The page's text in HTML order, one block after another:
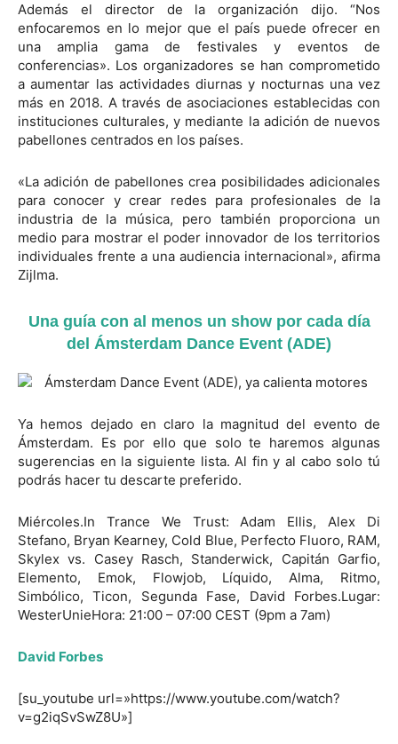
Además el director de la organización dijo. “Nos
enfocaremos en lo mejor que el país puede ofrecer en
una amplia gama de festivales y eventos de
conferencias». Los organizadores se han comprometido
a aumentar las actividades diurnas y nocturnas una vez
más en 2018. A través de asociaciones establecidas con
instituciones culturales, y mediante la adición de nuevos
pabellones centrados en los países.
«La adición de pabellones crea posibilidades adicionales
para conocer y crear redes para profesionales de la
industria de la música, pero también proporciona un
medio para mostrar el poder innovador de los territorios
individuales frente a una audiencia internacional», afirma
Zijlma.
Una guía con al menos un show por cada día
del Ámsterdam Dance Event (ADE)
Ya hemos dejado en claro la magnitud del evento de
Ámsterdam. Es por ello que solo te haremos algunas
sugerencias en la siguiente lista. Al fin y al cabo solo tú
podrás hacer tu descarte preferido.
Miércoles.In Trance We Trust: Adam Ellis, Alex Di
Stefano, Bryan Kearney, Cold Blue, Perfecto Fluoro, RAM,
Skylex vs. Casey Rasch, Standerwick, Capitán Garfio,
Elemento, Emok, Flowjob, Líquido, Alma, Ritmo,
Simbólico, Ticon, Segunda Fase, David Forbes.Lugar:
WesterUnieHora: 21:00 – 07:00 CEST (9pm a 7am)
David Forbes
[su_youtube url=»https://www.youtube.com/watch?
v=g2iqSvSwZ8U»]